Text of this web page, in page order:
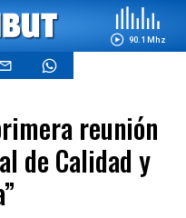
90.1 Mhz
reunión
de Calidad y